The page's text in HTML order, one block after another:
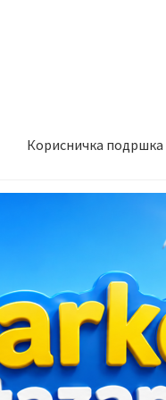
Корисничка подршка
Услови за користење